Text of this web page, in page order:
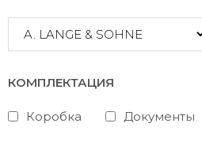
КОМПЛЕКТАЦИЯ
Коробка Документы